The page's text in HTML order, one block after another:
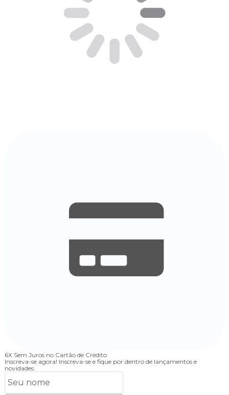
6X Sem Juros no Cartão de Crédito
Inscreva-se agora! Inscreva-se e fique por dentro de lançamentos e
novidades.